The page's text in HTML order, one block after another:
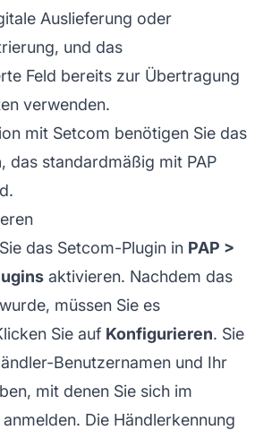
Auslieferung oder
und das
Feld bereits zur Übertragung
verwenden.
mit Setcom benötigen Sie das
, das standardmäßig mit PAP
das Setcom-Plugin in PAP >
aktivieren. Nachdem das
müssen Sie es
Sie auf Konfigurieren. Sie
Benutzernamen und Ihr
mit denen Sie sich im
Die Händlerkennung